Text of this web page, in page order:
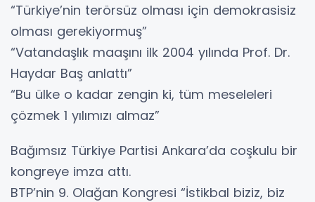
“Türkiye’nin terörsüz olması için demokrasisiz
olması gerekiyormuş”
“Vatandaşlık maaşını ilk 2004 yılında Prof. Dr.
Haydar Baş anlattı”
“Bu ülke o kadar zengin ki, tüm meseleleri
çözmek 1 yılımızı almaz”
Bağımsız Türkiye Partisi Ankara’da coşkulu bir
kongreye imza attı.
BTP’nin 9. Olağan Kongresi “İstikbal biziz, biz